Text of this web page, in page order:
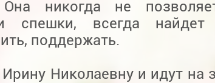
никогда не
спешки, всегда найдет
поддержать.
Николаевну и идут на